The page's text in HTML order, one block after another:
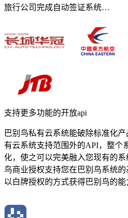
旅行公司完成自动签证系统…
支持更多功能的开放api
巴别鸟私有云系统能破除标准化
有云系统支持范围外的API，整个
化，使之可以完美融入您现有的
鸟商业授权支持您在巴别鸟系统的
以白牌授权的方式获得巴别鸟的能